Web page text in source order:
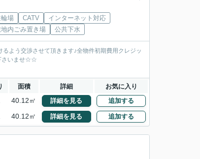
場 CATV
インターネット対応
地内ごみ置き場
公共下水
よう交渉させて頂きます♪全物件初期費用クレジッ
さいませ☆☆
面積 詳細 お気に入り
40.12㎡ 詳細を見る 追加する
40.12㎡ 詳細を見る 追加する